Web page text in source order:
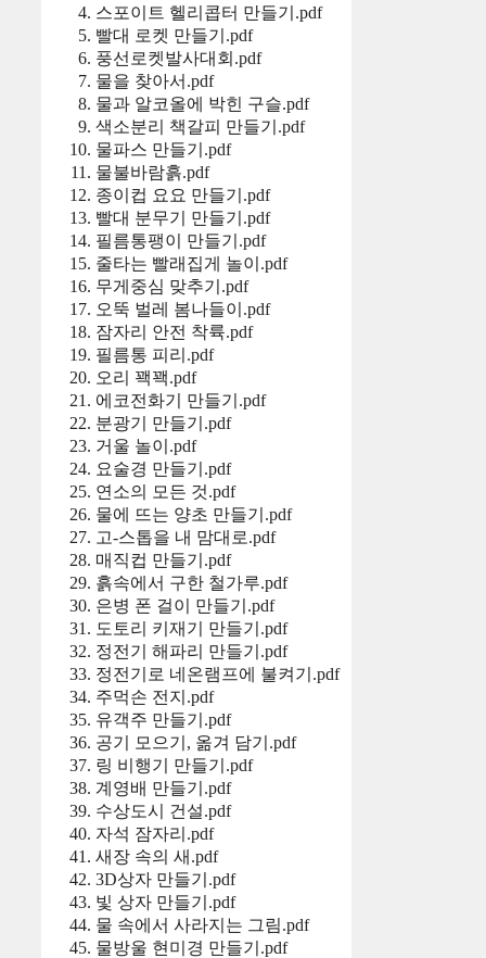
스포이트 헬리콥터 만들기.pdf
빨대 로켓 만들기.pdf
풍선로켓발사대회.pdf
물을 찾아서.pdf
물과 알코올에 박힌 구슬.pdf
색소분리 책갈피 만들기.pdf
물파스 만들기.pdf
물불바람흙.pdf
종이컵 요요 만들기.pdf
빨대 분무기 만들기.pdf
필름통팽이 만들기.pdf
줄타는 빨래집게 놀이.pdf
무게중심 맞추기.pdf
오뚝 벌레 봄나들이.pdf
잠자리 안전 착륙.pdf
필름통 피리.pdf
오리 꽥꽥.pdf
에코전화기 만들기.pdf
분광기 만들기.pdf
거울 놀이.pdf
요술경 만들기.pdf
연소의 모든 것.pdf
물에 뜨는 양초 만들기.pdf
고-스톱을 내 맘대로.pdf
매직컵 만들기.pdf
흙속에서 구한 철가루.pdf
은병 폰 걸이 만들기.pdf
도토리 키재기 만들기.pdf
정전기 해파리 만들기.pdf
정전기로 네온램프에 불켜기.pdf
주먹손 전지.pdf
유객주 만들기.pdf
공기 모으기, 옮겨 담기.pdf
링 비행기 만들기.pdf
계영배 만들기.pdf
수상도시 건설.pdf
자석 잠자리.pdf
새장 속의 새.pdf
3D상자 만들기.pdf
빛 상자 만들기.pdf
물 속에서 사라지는 그림.pdf
물방울 현미경 만들기.pdf